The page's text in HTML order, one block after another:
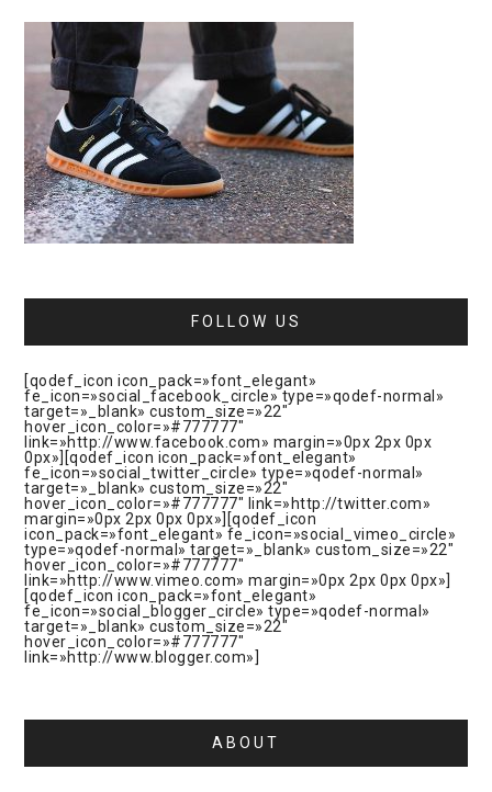
FOLLOW US
[qodef_icon icon_pack=»font_elegant»
fe_icon=»social_facebook_circle» type=»qodef-normal»
target=»_blank» custom_size=»22″
hover_icon_color=»#777777″
link=»http://www.facebook.com» margin=»0px 2px 0px
0px»][qodef_icon icon_pack=»font_elegant»
fe_icon=»social_twitter_circle» type=»qodef-normal»
target=»_blank» custom_size=»22″
hover_icon_color=»#777777″ link=»http://twitter.com»
margin=»0px 2px 0px 0px»][qodef_icon
icon_pack=»font_elegant» fe_icon=»social_vimeo_circle»
type=»qodef-normal» target=»_blank» custom_size=»22″
hover_icon_color=»#777777″
link=»http://www.vimeo.com» margin=»0px 2px 0px 0px»]
[qodef_icon icon_pack=»font_elegant»
fe_icon=»social_blogger_circle» type=»qodef-normal»
target=»_blank» custom_size=»22″
hover_icon_color=»#777777″
link=»http://www.blogger.com»]
ABOUT